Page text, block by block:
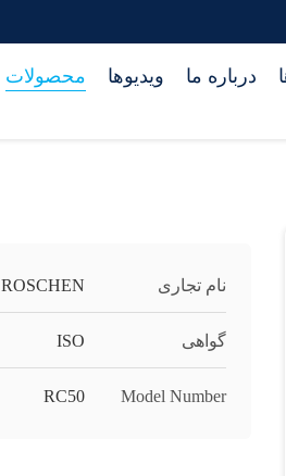
محصولات ویدیوها درباره ما
نام تجاری ROSCHEN
گواهی ISO
Model Number
RC50